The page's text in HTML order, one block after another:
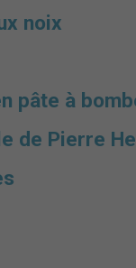
noix
pâte à
de Pierre